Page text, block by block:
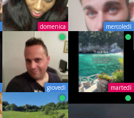
domenica mercoledì
giovedì martedì